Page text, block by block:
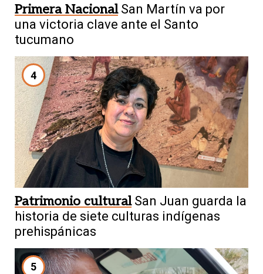
Primera Nacional San Martín va por
una victoria clave ante el Santo
tucumano
4
Patrimonio cultural San Juan guarda la
historia de siete culturas indígenas
prehispánicas
5